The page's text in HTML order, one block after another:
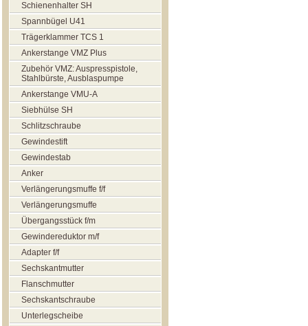
Schienenhalter SH
Spannbügel U41
Trägerklammer TCS 1
Ankerstange VMZ Plus
Zubehör VMZ: Auspresspistole,
Stahlbürste, Ausblaspumpe
Ankerstange VMU-A
Siebhülse SH
Schlitzschraube
Gewindestift
Gewindestab
Anker
Verlängerungsmuffe f/f
Verlängerungsmuffe
Übergangsstück f/m
Gewindereduktor m/f
Adapter f/f
Sechskantmutter
Flanschmutter
Sechskantschraube
Unterlegscheibe